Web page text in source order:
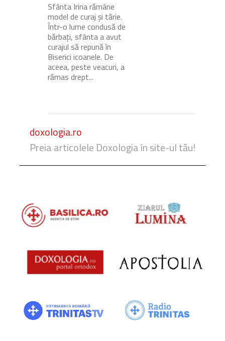
Sfânta Irina rămâne
model de curaj și tărie.
Într-o lume condusă de
bărbați, sfânta a avut
curajul să repună în
Biserici icoanele. De
aceea, peste veacuri, a
rămas drept...
doxologia.ro
Preia articolele Doxologia în site-ul tău!